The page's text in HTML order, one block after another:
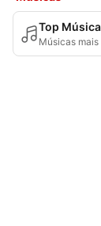
Top
Músicas